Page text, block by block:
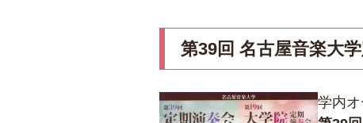
第39回 名古屋音楽大
学内